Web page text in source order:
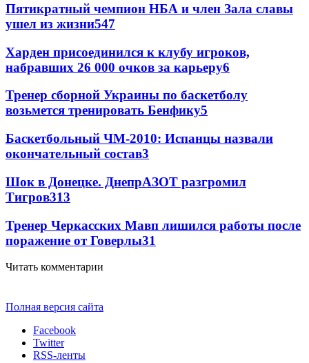
Пятикратный чемпион НБА и член Зала славы
ушел из жизни547
Харден присоединился к клубу игроков,
набравших 26 000 очков за карьеру6
Тренер сборной Украины по баскетболу
возьмется тренировать Бенфику5
Баскетбольный ЧМ-2010: Испанцы назвали
окончательный состав3
Шок в Донецке. ДнепрАЗОТ разгромил
Тигров313
Тренер Черкасских Мавп лишился работы после
поражение от Говерлы31
Читать комментарии
Полная версия сайта
Facebook
Twitter
RSS-ленты